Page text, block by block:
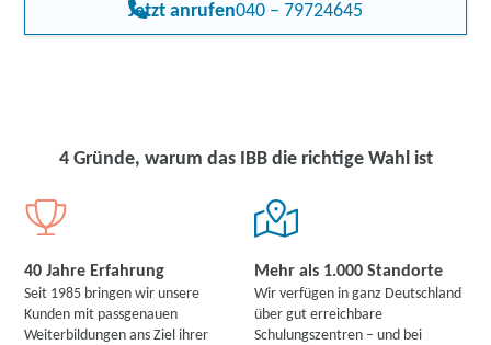
Jetzt anrufen040 – 79724645
4 Gründe, warum das IBB die richtige Wahl ist
40 Jahre Erfahrung
Seit 1985 bringen wir unsere
Kunden mit passgenauen
Weiterbildungen ans Ziel ihrer
Mehr als 1.000 Standorte
Wir verfügen in ganz Deutschland
über gut erreichbare
Schulungszentren – und bei